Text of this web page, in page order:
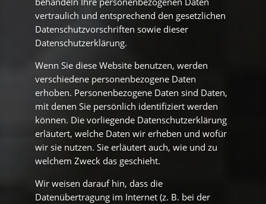
vertraulich und entsprechend den gesetzlichen
Datenschutzvorschriften sowie dieser
Datenschutzerklärung.
Wenn Sie diese Website benutzen, werden
verschiedene personenbezogene Daten
erhoben. Personenbezogene Daten sind Daten,
mit denen Sie persönlich identifiziert werden
können. Die vorliegende Datenschutzerklärung
erläutert, welche Daten wir erheben und wofür
wir sie nutzen. Sie erläutert auch, wie und zu
welchem Zweck das geschieht.
Wir weisen darauf hin, dass die
Datenübertragung im Internet (z. B. bei der